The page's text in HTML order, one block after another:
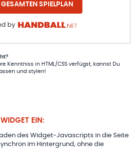
SPIELPLAN
by
Kenntniss in HTML/CSS verfügst, kannst Du
und stylen!
EIN:
des Widget-Javascripts in die Seite
im Hintergrund, ohne die